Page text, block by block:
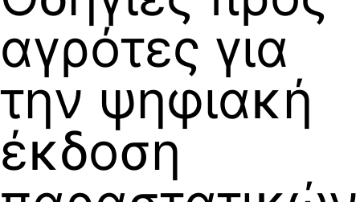
αγρότες για
την ψηφιακή
έκδοση